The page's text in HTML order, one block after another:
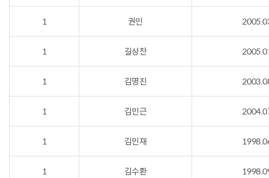
1 권민
1 길상찬
1 김명진
1 김민근
1 김민재
1 김수환